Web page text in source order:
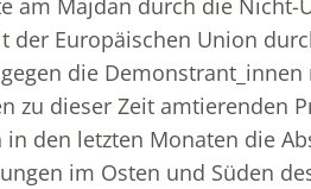
am Majdan durch die Nicht-
der Europäischen Union
die
zu dieser Zeit amtierenden
den letzten Monaten die
im Osten und Süden